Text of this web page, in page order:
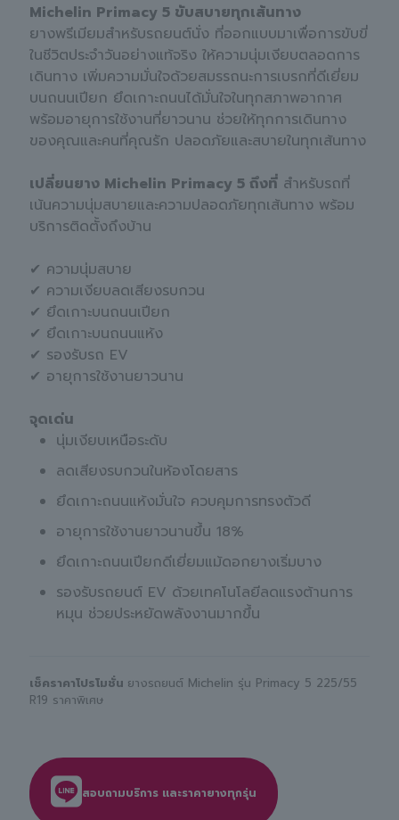
Michelin Primacy 5 ขับสบายทุกเส้นทาง
ยางพรีเมียมสำหรับรถยนต์นั่ง ที่ออกแบบมาเพื่อการขับขี่
ในชีวิตประจำวันอย่างแท้จริง ให้ความนุ่มเงียบตลอดการ
เดินทาง เพิ่มความมั่นใจด้วยสมรรถนะการเบรกที่ดีเยี่ยม
บนถนนเปียก ยึดเกาะถนนได้มั่นใจในทุกสภาพอากาศ
พร้อมอายุการใช้งานที่ยาวนาน ช่วยให้ทุกการเดินทาง
ของคุณและคนที่คุณรัก ปลอดภัยและสบายในทุกเส้นทาง
เปลี่ยนยาง Michelin Primacy 5 ถึงที่ สำหรับรถที่
เน้นความนุ่มสบายและความปลอดภัยทุกเส้นทาง พร้อม
บริการติดตั้งถึงบ้าน
✔ ความนุ่มสบาย
✔ ความเงียบลดเสียงรบกวน
✔ ยึดเกาะบนถนนเปียก
✔ ยึดเกาะบนถนนแห้ง
✔ รองรับรถ EV
✔ อายุการใช้งานยาวนาน
จุดเด่น
นุ่มเงียบเหนือระดับ
ลดเสียงรบกวนในห้องโดยสาร
ยึดเกาะถนนแห้งมั่นใจ ควบคุมการทรงตัวดี
อายุการใช้งานยาวนานขึ้น 18%
ยึดเกาะถนนเปียกดีเยี่ยมแม้ดอกยางเริ่มบาง
รองรับรถยนต์ EV ด้วยเทคโนโลยีลดแรงต้านการ
หมุน ช่วยประหยัดพลังงานมากขึ้น
เช็คราคาโปรโมชั่น ยางรถยนต์ Michelin รุ่น Primacy 5 225/55
R19 ราคาพิเศษ
สอบถามบริการ และราคายางทุกรุ่น